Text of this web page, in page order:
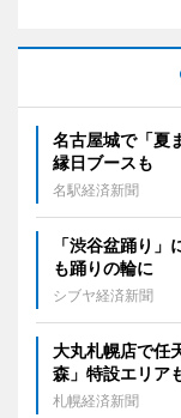
名古屋城で「夏
縁日ブースも
名駅経済新聞
「渋谷盆踊り
も踊りの輪に
シブヤ経済新聞
大丸札幌店で任
森」特設エリア
札幌経済新聞